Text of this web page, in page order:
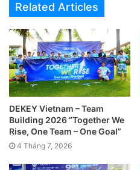
Related Articles
DEKEY Vietnam – Team
Building 2026 “Together We
Rise, One Team – One Goal”
4 Tháng 7, 2026